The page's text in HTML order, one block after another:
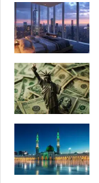
б
е
с
п
е
ч
е
н
и
б
е